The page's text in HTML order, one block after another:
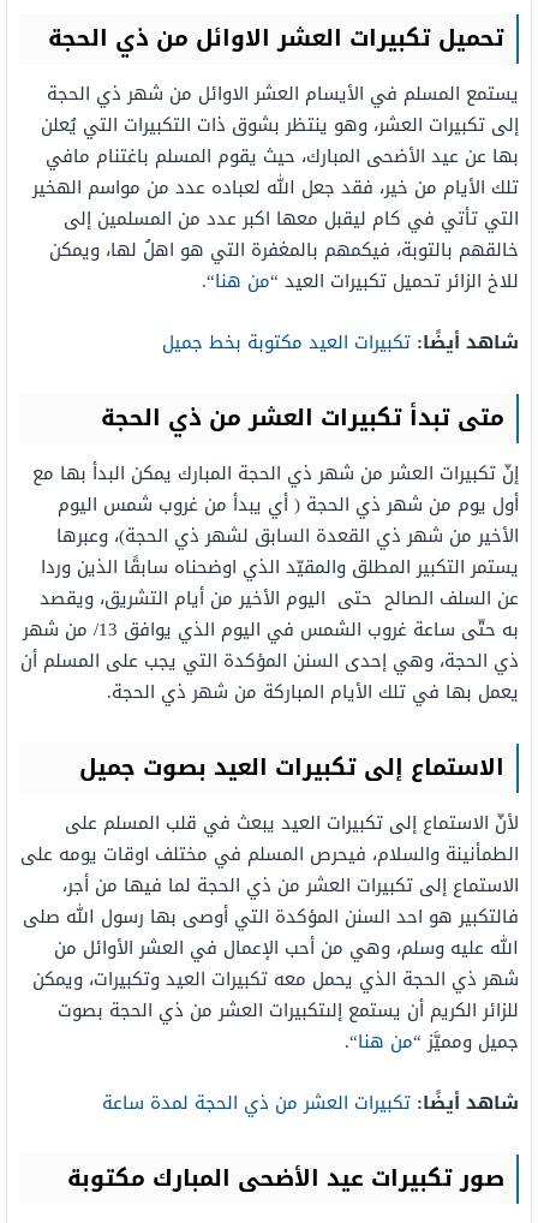
تحميل تكبيرات العشر الاوائل من ذي الحجة
يستمع المسلم في الأيسام العشر الاوائل من شهر ذي الحجة
إلى تكبيرات العشر، وهو ينتظر بشوق ذات التكبيرات التي يُعلن
بها عن عيد الأضحى المبارك، حيث يقوم المسلم باغتنام مافي
تلك الأيام من خير، فقد جعل الله لعباده عدد من مواسم الهخير
التي تأتي في كام ليقبل معها اكبر عدد من المسلمين إلى
خالقهم بالتوبة، فيكمهم بالمغفرة التي هو اهلُ لها، ويمكن
للاخ الزائر تحميل تكبيرات العيد “من هنا“.
شاهد أيضًا: تكبيرات العيد مكتوبة بخط جميل
متى تبدأ تكبيرات العشر من ذي الحجة
إنّ تكبيرات العشر من شهر ذي الحجة المبارك يمكن البدأ بها مع
أول يوم من شهر ذي الحجة ( أي يبدأ من غروب شمس اليوم
الأخير من شهر ذي القعدة السابق لشهر ذي الحجة)، وعبرها
يستمر التكبير المطلق والمقيّد الذي اوضحناه سابقًا الذين وردا
عن السلف الصالح حتى اليوم الأخير من أيام التشريق، ويقصد
به حتّى ساعة غروب الشمس في اليوم الذي يوافق 13/ من شهر
ذي الحجة، وهي إحدى السنن المؤكدة التي يجب على المسلم أن
يعمل بها في تلك الأيام المباركة من شهر ذي الحجة.
الاستماع إلى تكبيرات العيد بصوت جميل
لأنّ الاستماع إلى تكبيرات العيد يبعث في قلب المسلم على
الطمأنينة والسلام، فيحرص المسلم في مختلف اوقات يومه على
الاستماع إلى تكبيرات العشر من ذي الحجة لما فيها من أجر،
فالتكبير هو احد السنن المؤكدة التي أوصى بها رسول الله صلى
الله عليه وسلم، وهي من أحب الإعمال في العشر الأوائل من
شهر ذي الحجة الذي يحمل معه تكبيرات العيد وتكبيرات، ويمكن
للزائر الكريم أن يستمع إلىتكبيرات العشر من ذي الحجة بصوت
جميل ومميَّز “من هنا“.
شاهد أيضًا: تكبيرات العشر من ذي الحجة لمدة ساعة
صور تكبيرات عيد الأضحى المبارك مكتوبة